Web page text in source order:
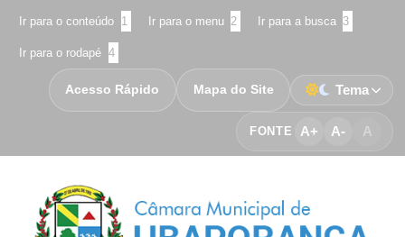
Ir para o conteúdo 1 Ir para o menu 2 Ir para a busca 3
Ir para o rodapé 4
FONTE A+ A- A
Acesso Rápido Mapa do Site Tema